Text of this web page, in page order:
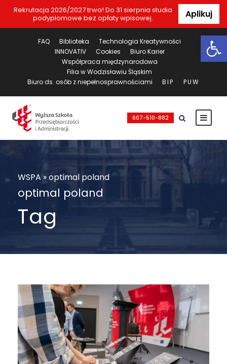
Rekrutacja 2026/2027 trwa! Do 31 sierpnia studia
podyplomowe bez opłaty wpisowej.
Aplikuj
FAQ Biblioteka
Technologia Kreatywności
INNOVATIV
Cookies
Biuro Karier
Współpraca międzynarodowa
Filia w Wodzisławiu Śląskim
Biuro ds. osób z niepełnosprawnościami
BIP PUW
607-510-882
WSPA »optimal poland
optimal poland
Tag